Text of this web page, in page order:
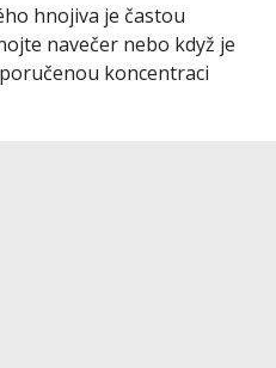
hnojiva je častou
navečer nebo když je
koncentraci